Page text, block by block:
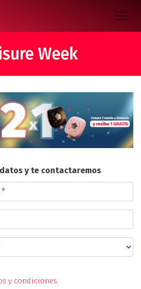
Week
y te contactaremos
y condiciones